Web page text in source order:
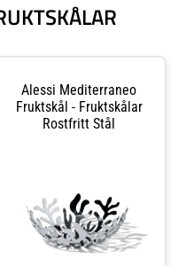
Alessi Mediterraneo
Fruktskål - Fruktskålar
Rostfritt Stål